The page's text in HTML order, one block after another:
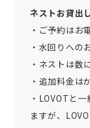
ネストお貸出
・ご予約はお
・水回りへの
・ネストは数
・追加料金は
・LOVOTと
ますが、